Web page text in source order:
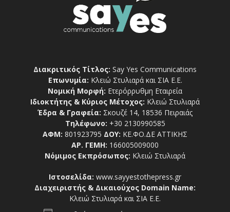
Διακριτικός Τίτλος: Say Yes Communications
Επωνυμία: Κλειώ Στυλιαρά και ΣΙΑ Ε.Ε.
Νομική Μορφή: Ετερόρρυθμη Εταιρεία
Ιδιοκτήτης & Κύριος Μέτοχος: Κλειώ Στυλιαρά
Έδρα & Γραφεία: Σκουζέ 14, 18536 Πειραιάς
Τηλέφωνο: +30 2130990585
ΑΦΜ: 801923795 ΔΟΥ: ΚΕ.ΦΟ.ΔΕ ΑΤΤΙΚΗΣ
ΑΡ. ΓΕΜΗ: 166005009000
Νόμιμος Εκπρόσωπος: Κλειώ Στυλιαρά
Ιστοσελίδα: www.sayyestothepress.gr
Διαχειριστής & Δικαιούχος Domain Name:
Κλειώ Στυλιαρά και ΣΙΑ Ε.Ε.